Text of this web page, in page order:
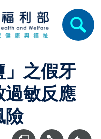
」之假牙
過敏反應
險
回上一頁